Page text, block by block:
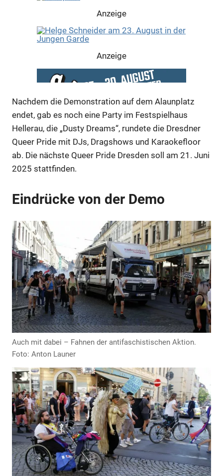
Anzeige
Anzeige
Anzeige
Anzeige
Anzeige
Nachdem die Demonstration auf dem Alaunplatz
endet, gab es noch eine Party im Festspielhaus
Hellerau, die „Dusty Dreams“, rundete die Dresdner
Queer Pride mit DJs, Dragshows und Karaokefloor
ab. Die nächste Queer Pride Dresden soll am 21. Juni
2025 stattfinden.
Eindrücke von der Demo
Auch mit dabei – Fahnen der antifaschistischen Aktion.
Foto: Anton Launer